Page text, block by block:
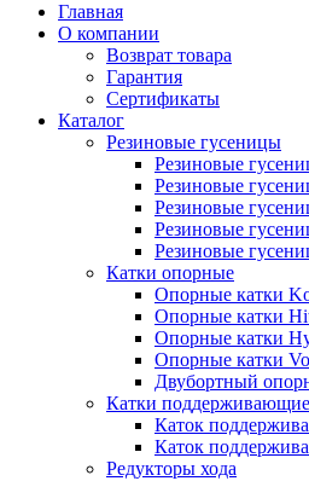
Главная
О компании
Возврат товара
Гарантия
Сертификаты
Каталог
Резиновые гусеницы
Резиновые
Резиновые
Резиновые
Резиновые
Резиновые
Катки опорные
Опорные катки
Опорные катки
Опорные катки
Опорные катки
Двубортный
Катки поддерживающие
Каток
Каток
Редукторы хода